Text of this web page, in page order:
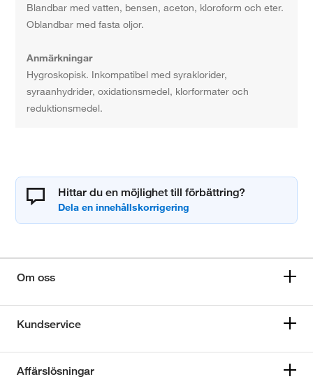
Blandbar med vatten, bensen, aceton, kloroform och eter.
Oblandbar med fasta oljor.
Anmärkningar
Hygroskopisk. Inkompatibel med syraklorider,
syraanhydrider, oxidationsmedel, klorformater och
reduktionsmedel.
Hittar du en möjlighet till förbättring?
Om oss
Kundservice
Affärslösningar